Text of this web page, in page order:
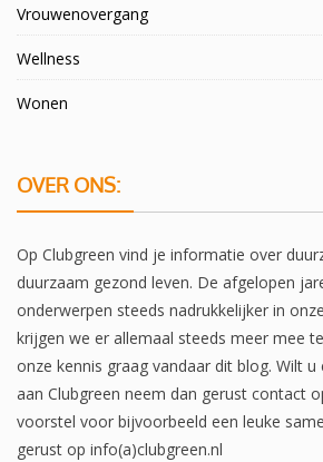
Vrouwenovergang
Wellness
Wonen
OVER ONS:
Op Clubgreen vind je informatie over
duurzaam gezond leven. De afgelopen
onderwerpen steeds nadrukkelijker in
krijgen we er allemaal steeds meer mee
onze kennis graag vandaar dit blog. Wilt u
aan Clubgreen neem dan gerust contact
voorstel voor bijvoorbeeld een leuke
gerust op info(a)clubgreen.nl